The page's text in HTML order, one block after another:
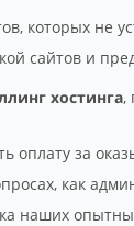
которых не
сайтов и
хостинга,
оплату за
как
наших